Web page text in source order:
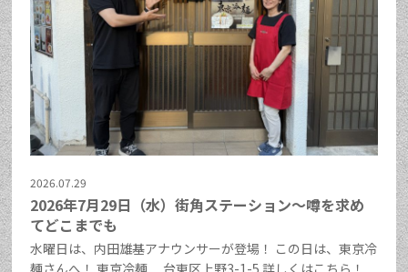
2026.07.29
2026年7月29日（水）街角ステーション～噂を求め
てどこまでも
水曜日は、内田雄基アナウンサーが登場！ この日は、東京冷